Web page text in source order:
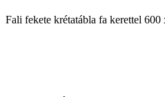
Fali fekete krétatábla fa kerettel 600